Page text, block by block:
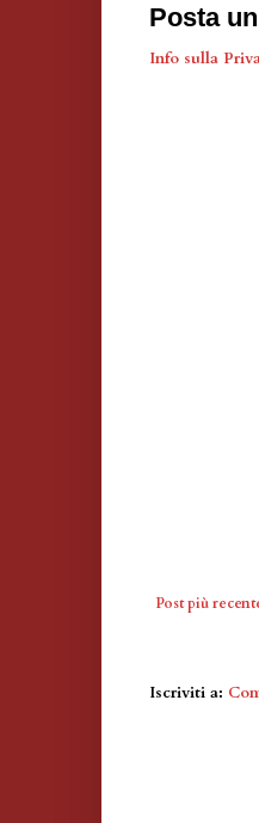
Posta
Info sulla
Post più
Iscriviti a: